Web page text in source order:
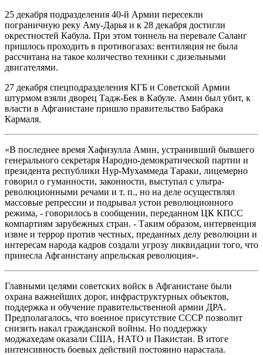
25 декабря подразделения 40-й Армии пересекли
пограничную реку Аму-Дарья и к 28 декабря достигли
окрестностей Кабула. При этом тоннель на перевале Саланг
пришлось проходить в противогазах: вентиляция не была
рассчитана на такое количество техники с дизельными
двигателями.
27 декабря спецподразделения КГБ и Советской Армии
штурмом взяли дворец Тадж-Бек в Кабуле. Амин был убит, к
власти в Афганистане пришло правительство Бабрака
Кармаля.
«В последнее время Хафизулла Амин, устранивший бывшего
генерального секретаря Народно-демократической партии и
президента республики Нур-Мухаммеда Тараки, лицемерно
говорил о гуманности, законности, выступал с ультра-
революционными речами и т. п., но на деле осуществлял
массовые репрессии и подрывал устои революционного
режима, - говорилось в сообщении, переданном ЦК КПСС
компартиям зарубежных стран. - Таким образом, интервенция
извне и террор против честных, преданных делу революции и
интересам народа кадров создали угрозу ликвидации того, что
принесла Афганистану апрельская революция».
Главными целями советских войск в Афганистане были
охрана важнейших дорог, инфраструктурных объектов,
поддержка и обучение правительственной армии ДРА.
Предполагалось, что военное присутствие СССР позволит
снизить накал гражданской войны. Но поддержку
моджахедам оказали США, НАТО и Пакистан. В итоге
интенсивность боевых действий постоянно нарастала.